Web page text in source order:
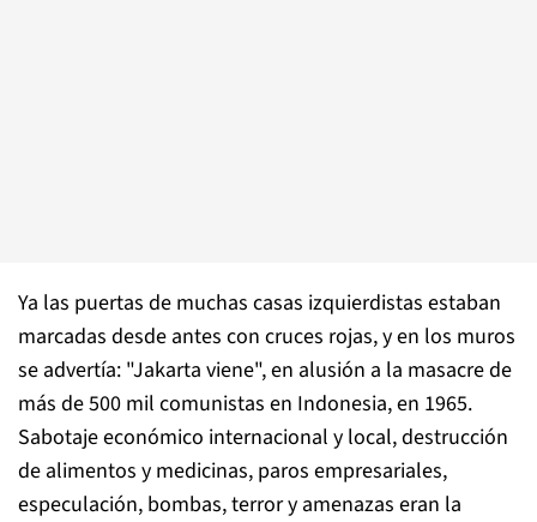
Ya las puertas de muchas casas izquierdistas estaban
marcadas desde antes con cruces rojas, y en los muros
se advertía: "Jakarta viene", en alusión a la masacre de
más de 500 mil comunistas en Indonesia, en 1965.
Sabotaje económico internacional y local, destrucción
de alimentos y medicinas, paros empresariales,
especulación, bombas, terror y amenazas eran la